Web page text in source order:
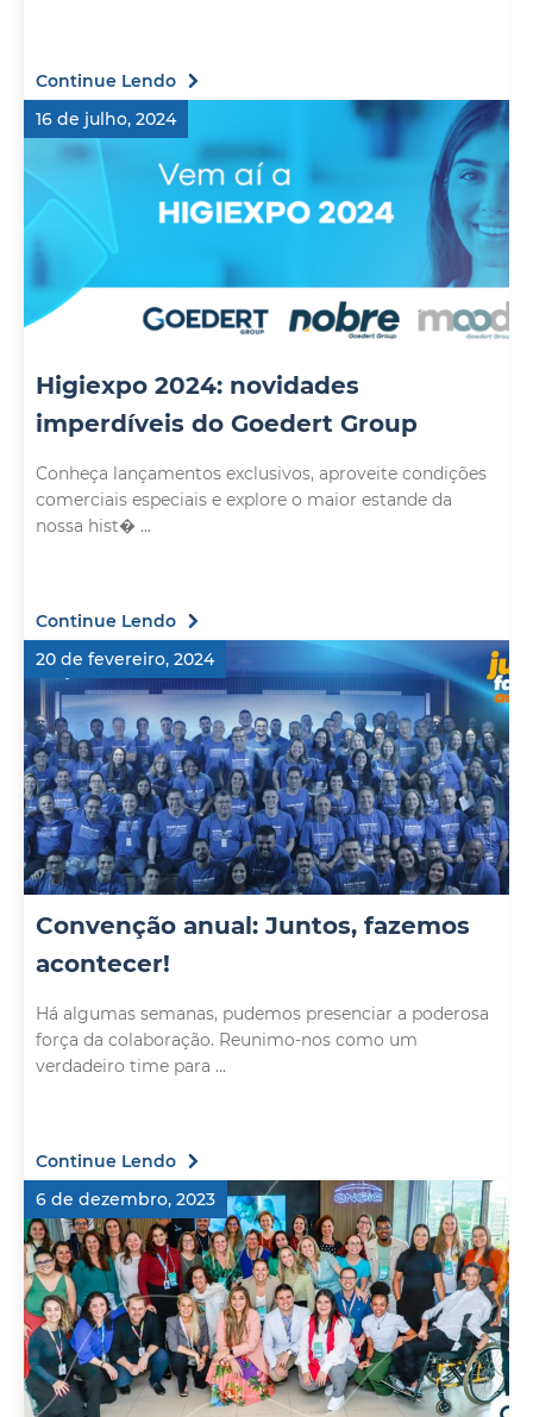
Continue Lendo
16 de julho, 2024
Higiexpo 2024: novidades
imperdíveis do Goedert Group
Conheça lançamentos exclusivos, aproveite condições
comerciais especiais e explore o maior estande da
nossa hist� ...
Continue Lendo
20 de fevereiro, 2024
Convenção anual: Juntos, fazemos
acontecer!
Há algumas semanas, pudemos presenciar a poderosa
força da colaboração. Reunimo-nos como um
verdadeiro time para ...
Continue Lendo
6 de dezembro, 2023